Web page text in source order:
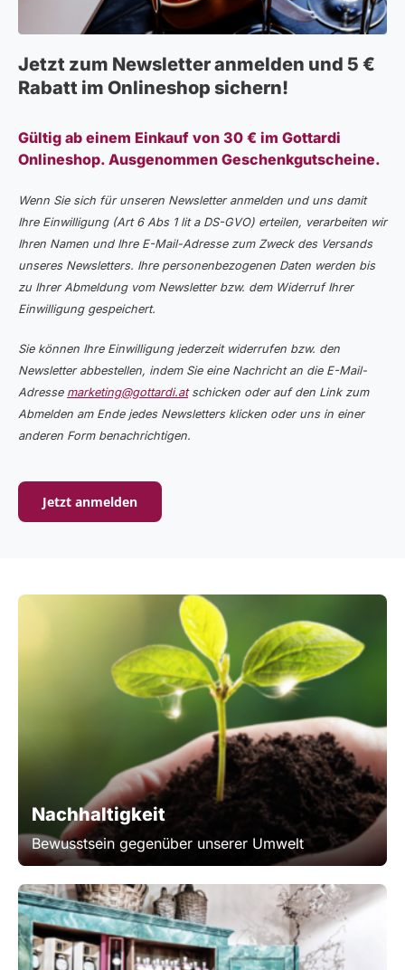
Jetzt zum Newsletter anmelden und 5 €
Rabatt im Onlineshop sichern!
Gültig ab einem Einkauf von 30 € im Gottardi
Onlineshop. Ausgenommen Geschenkgutscheine.
Wenn Sie sich für unseren Newsletter anmelden und uns damit
Ihre Einwilligung (Art 6 Abs 1 lit a DS-GVO) erteilen, verarbeiten wir
Ihren Namen und Ihre E-Mail-Adresse zum Zweck des Versands
unseres Newsletters. Ihre personenbezogenen Daten werden bis
zu Ihrer Abmeldung vom Newsletter bzw. dem Widerruf Ihrer
Einwilligung gespeichert.
Sie können Ihre Einwilligung jederzeit widerrufen bzw. den
Newsletter abbestellen, indem Sie eine Nachricht an die E-Mail-
Adresse marketing@gottardi.atschicken oder auf den Link zum
Abmelden am Ende jedes Newsletters klicken oder uns in einer
anderen Form benachrichtigen.
Jetzt anmelden
Nachhaltigkeit
Bewusstsein gegenüber unserer Umwelt